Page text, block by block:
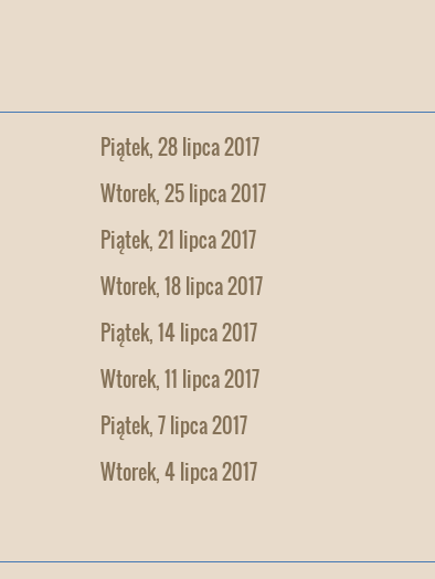
Piątek, 28 lipca 2017
Wtorek, 25 lipca 2017
Piątek, 21 lipca 2017
Wtorek, 18 lipca 2017
Piątek, 14 lipca 2017
Wtorek, 11 lipca 2017
Piątek, 7 lipca 2017
Wtorek, 4 lipca 2017